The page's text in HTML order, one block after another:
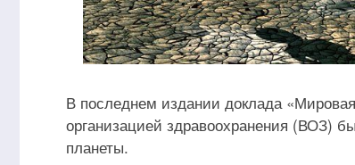
В последнем издании доклада
организацией здравоохранения (ВОЗ)
планеты.